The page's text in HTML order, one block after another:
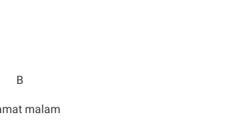
B
malam